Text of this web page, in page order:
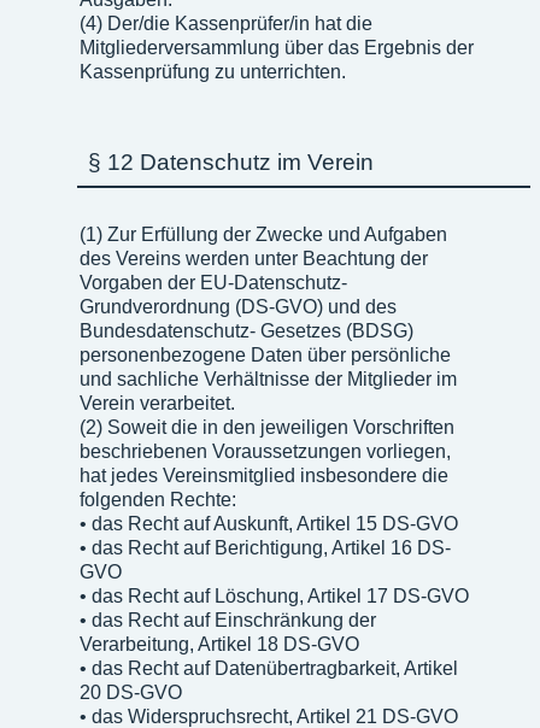
(4) Der/die Kassenprüfer/in hat die
Mitgliederversammlung über das Ergebnis der
Kassenprüfung zu unterrichten.
§ 12 Datenschutz im Verein
(1) Zur Erfüllung der Zwecke und Aufgaben
des Vereins werden unter Beachtung der
Vorgaben der EU-Datenschutz-
Grundverordnung (DS-GVO) und des
Bundesdatenschutz- Gesetzes (BDSG)
personenbezogene Daten über persönliche
und sachliche Verhältnisse der Mitglieder im
Verein verarbeitet.
(2) Soweit die in den jeweiligen Vorschriften
beschriebenen Voraussetzungen vorliegen,
hat jedes Vereinsmitglied insbesondere die
folgenden Rechte:
• das Recht auf Auskunft, Artikel 15 DS-GVO
• das Recht auf Berichtigung, Artikel 16 DS-
GVO
• das Recht auf Löschung, Artikel 17 DS-GVO
• das Recht auf Einschränkung der
Verarbeitung, Artikel 18 DS-GVO
• das Recht auf Datenübertragbarkeit, Artikel
20 DS-GVO
• das Widerspruchsrecht, Artikel 21 DS-GVO